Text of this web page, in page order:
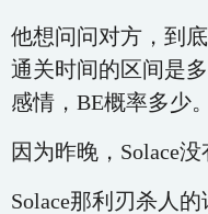
他想问问对方，到
通关时间的区间是
感情，BE概率多少。
因为昨晚，Solace没
Solace那利刃杀人